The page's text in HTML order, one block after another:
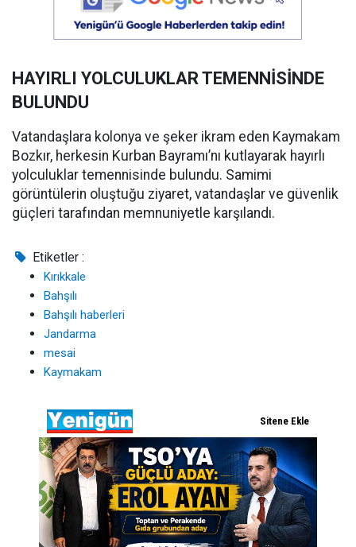
HAYIRLI YOLCULUKLAR TEMENNİSİNDE
BULUNDU
Vatandaşlara kolonya ve şeker ikram eden Kaymakam
Bozkır, herkesin Kurban Bayramı’nı kutlayarak hayırlı
yolculuklar temennisinde bulundu. Samimi
görüntülerin oluştuğu ziyaret, vatandaşlar ve güvenlik
güçleri tarafından memnuniyetle karşılandı.
Etiketler :
Kırıkkale
Bahşılı
Bahşılı haberleri
Jandarma
mesai
Kaymakam